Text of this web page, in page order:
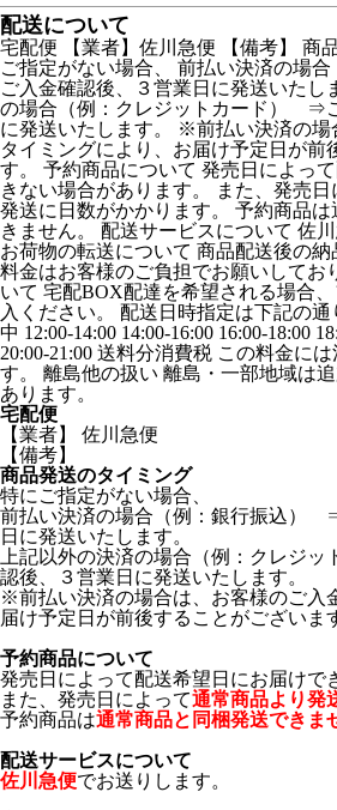
配送について
宅配便 【業者】佐川急便 【備考】 商
ご指定がない場合、 前払い決済の場
ご入金確認後、３営業日に発送いたし
の場合（例：クレジットカード） ⇒
に発送いたします。 ※前払い決済の場
タイミングにより、お届け予定日が前
す。 予約商品について 発売日によっ
きない場合があります。 また、発売日
発送に日数がかかります。 予約商品
きません。 配送サービスについて 佐
お荷物の転送について 商品配送後の
料金はお客様のご負担でお願いしてお
いて 宅配BOX配達を希望される場合
入ください。 配送日時指定は下記の
中 12:00-14:00 14:00-16:00 16:00-18:00
20:00-21:00 送料分消費税 この料金に
す。 離島他の扱い 離島・一部地域は
あります。
宅配便
【業者】 佐川急便
【備考】
商品発送のタイミング
特にご指定がない場合、
前払い決済の場合（例：銀行振込）
日に発送いたします。
上記以外の決済の場合（例：クレジ
認後、３営業日に発送いたします。
※前払い決済の場合は、お客様のご入
届け予定日が前後することがございま
予約商品について
発売日によって配送希望日にお届けで
また、発売日によって通常商品より発
予約商品は通常商品と同梱発送できま
配送サービスについて
佐川急便でお送りします。